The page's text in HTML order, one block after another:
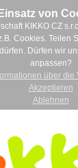
Einsatz von
KIKKO CZ
Cookies. Teilen
Dürfen wir
anpassen?
über
Akzeptieren
Ablehnen